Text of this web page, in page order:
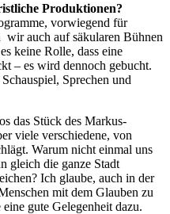
Produktionen?
vorwiegend für
auch auf säkularen Bühnen
keine Rolle, dass eine
– es wird dennoch gebucht.
Sprechen und
das Stück des Markus-
viele verschiedene, von
Warum nicht einmal uns
gleich die ganze Stadt
Ich glaube, auch in der
mit dem Glauben zu
gute Gelegenheit dazu.